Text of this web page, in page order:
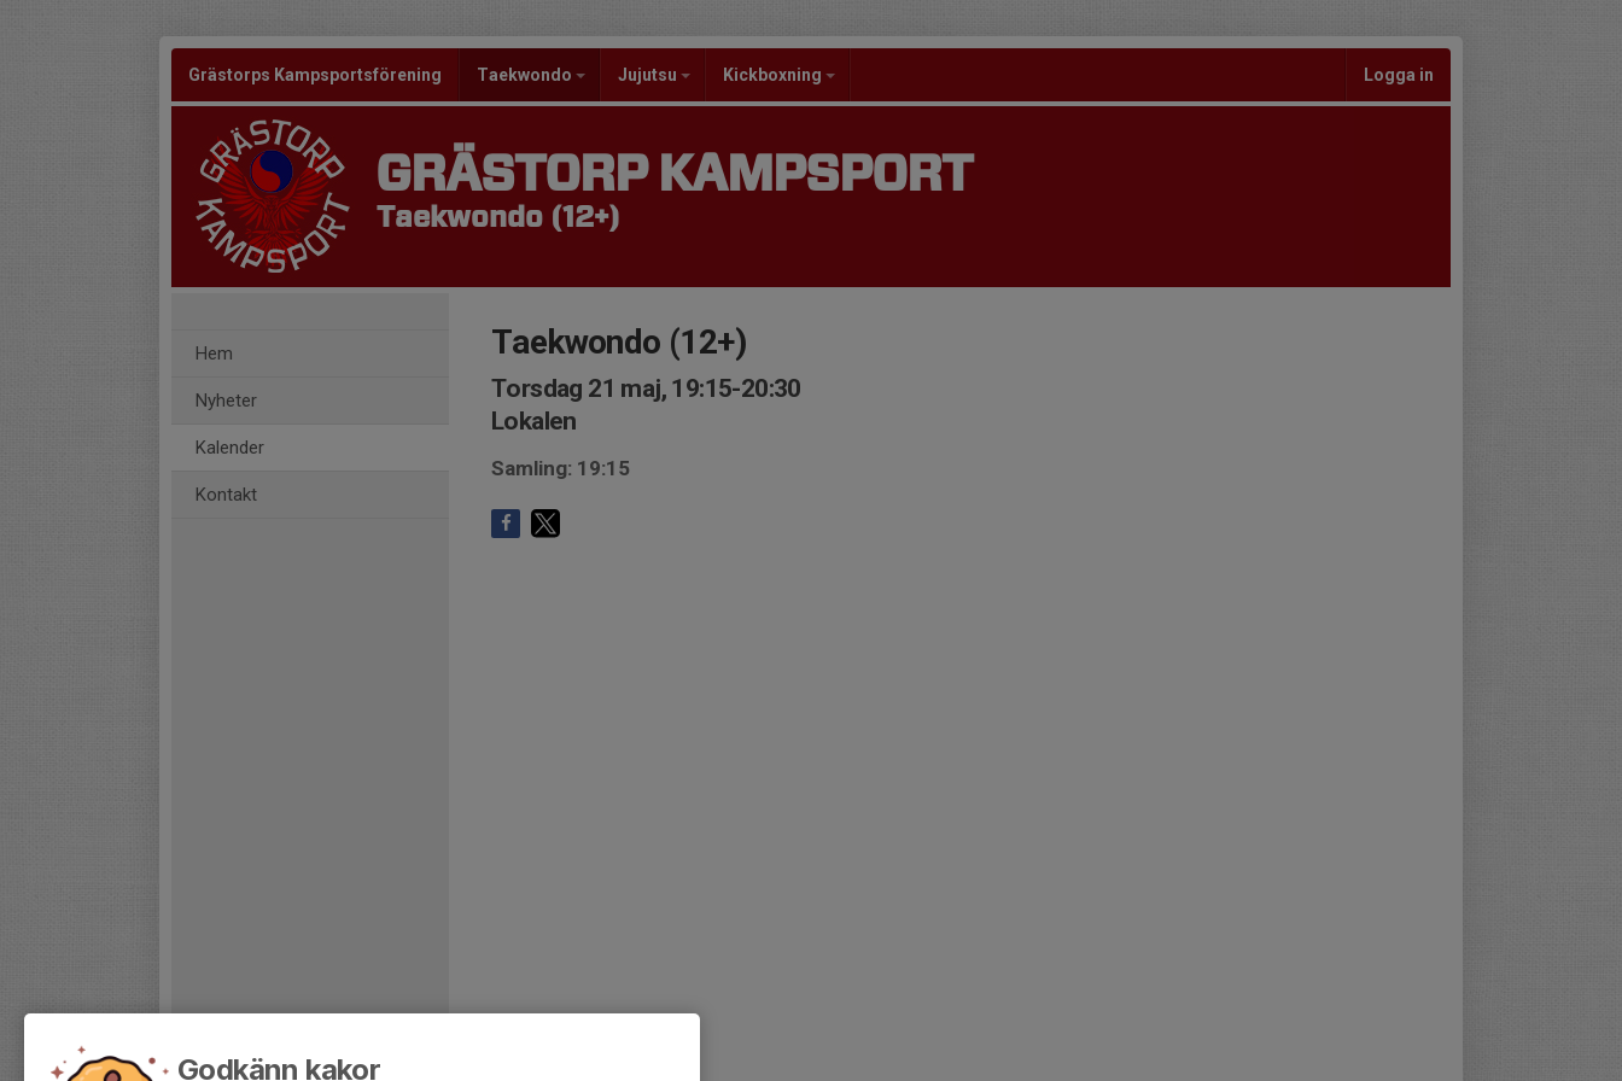
Grästorps Kampsportsförening Taekwondo Jujutsu Kickboxning Logga in
GRÄSTORP KAMPSPORT
Taekwondo (12+)
Hem
Nyheter
Kalender
Kontakt
Taekwondo (12+)
Torsdag 21 maj, 19:15-20:30
Lokalen
Samling: 19:15
Godkänn kakor